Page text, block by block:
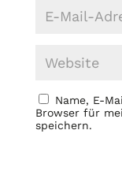
Name, E-
Browser für
speichern.